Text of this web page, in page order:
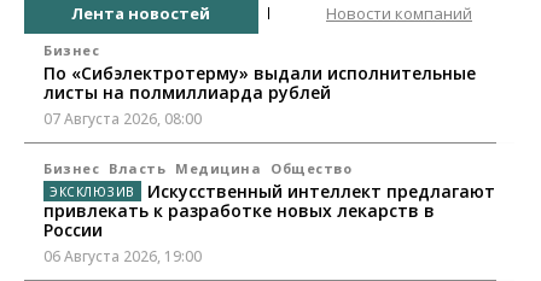
Лента новостей Новости компаний
Бизнес
По «Сибэлектротерму» выдали исполнительные
листы на полмиллиарда рублей
07 Августа 2026, 08:00
Бизнес Власть Медицина Общество
Искусственный интеллект предлагают
привлекать к разработке новых лекарств в
России
06 Августа 2026, 19:00